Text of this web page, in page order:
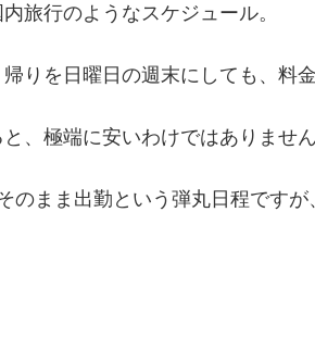
旅行のようなスケジュール。
りを日曜日の週末にしても、料
、極端に安いわけではありませ
のまま出勤という弾丸日程です